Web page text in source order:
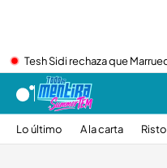
Tesh Sidi rechaza que
Lo último A la carta